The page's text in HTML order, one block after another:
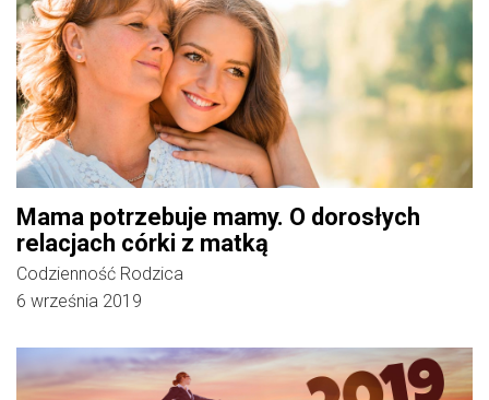
Mama potrzebuje mamy. O dorosłych
relacjach córki z matką
Codzienność Rodzica
6 września 2019